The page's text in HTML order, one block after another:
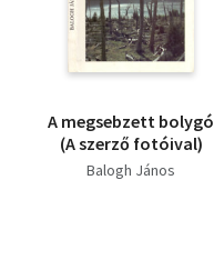
A megsebzett bolygó
(A szerző fotóival)
Balogh János